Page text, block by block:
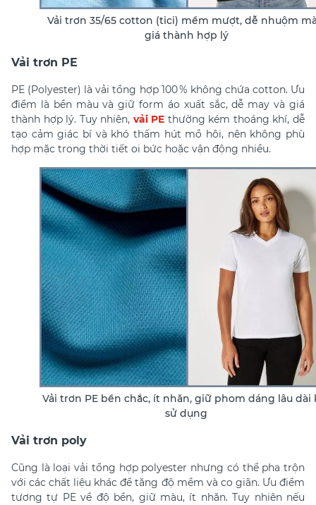
Vải trơn 35/65 cotton (tici) mềm mượt, dễ nhuộm
giá thành hợp lý
Vải trơn PE
PE (Polyester) là vải tổng hợp 100 % không chứa cotton. Ưu
điểm là bền màu và giữ form áo xuất sắc, dễ may và giá
thành hợp lý. Tuy nhiên, vải PE thường kém thoáng khí, dễ
tạo cảm giác bí và khó thấm hút mồ hôi, nên không phù
hợp mặc trong thời tiết oi bức hoặc vận động nhiều.
Vải trơn PE bền chắc, ít nhăn, giữ phom dáng lâu dài
sử dụng
Vải trơn poly
Cũng là loại vải tổng hợp polyester nhưng có thể pha trộn
với các chất liệu khác để tăng độ mềm và co giãn. Ưu điểm
tương tự PE về độ bền, giữ màu, ít nhăn. Tuy nhiên nếu